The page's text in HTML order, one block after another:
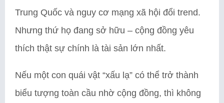
Trung Quốc và nguy cơ mạng xã hội đổi trend.
Nhưng thứ họ đang sở hữu – cộng đồng yêu
thích thật sự chính là tài sản lớn nhất.
Nếu một con quái vật “xấu lạ” có thể trở thành
biểu tượng toàn cầu nhờ cộng đồng, thì không